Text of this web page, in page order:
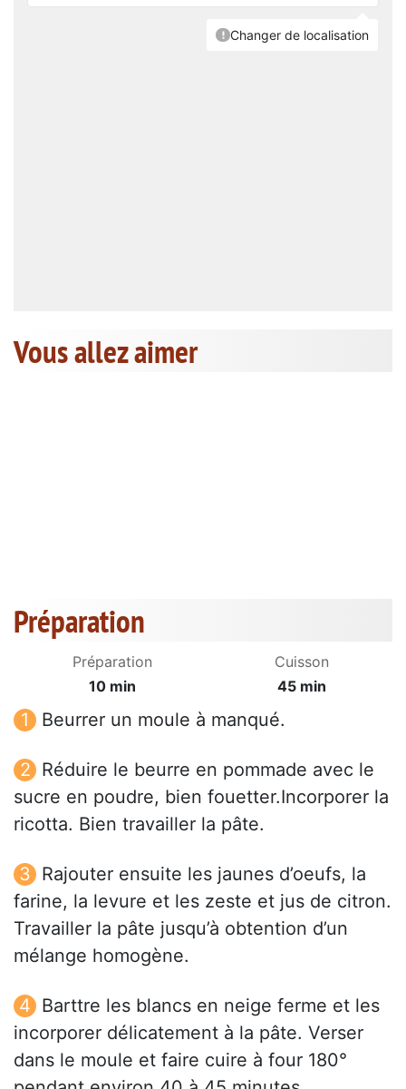
Vous allez aimer
Préparation
Préparation
10 min
Cuisson
45 min
Beurrer un moule à manqué.
Réduire le beurre en pommade avec le
sucre en poudre, bien fouetter.Incorporer la
ricotta. Bien travailler la pâte.
Rajouter ensuite les jaunes d’oeufs, la
farine, la levure et les zeste et jus de citron.
Travailler la pâte jusqu’à obtention d’un
mélange homogène.
Barttre les blancs en neige ferme et les
incorporer délicatement à la pâte. Verser
dans le moule et faire cuire à four 180°